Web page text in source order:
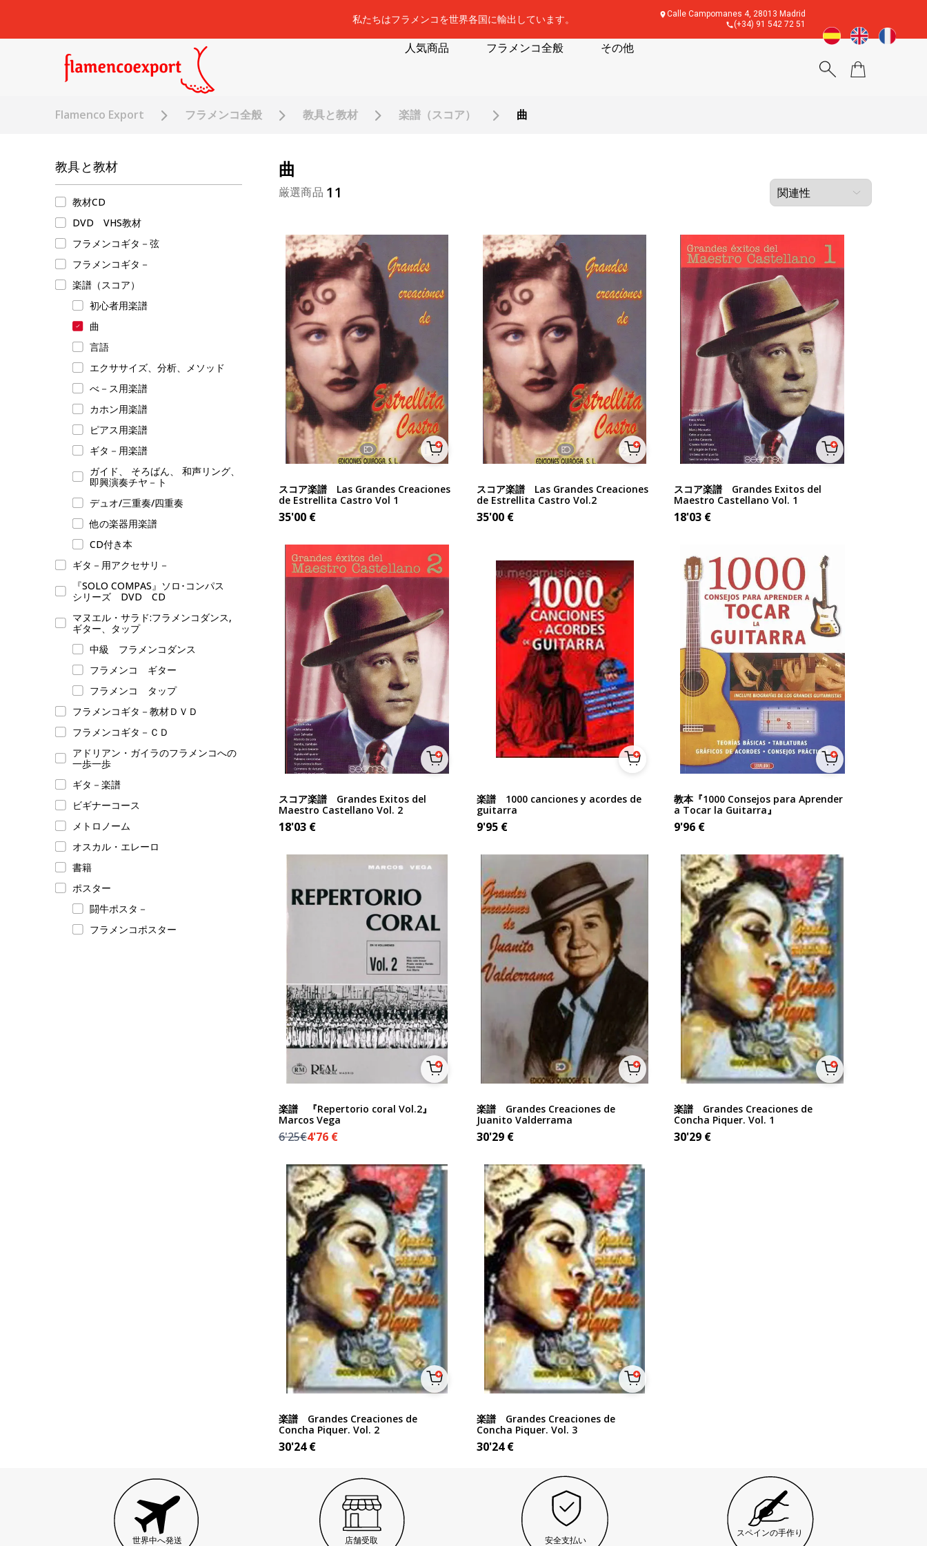
私たちはフラメンコを世界各国に輸出しています。
Calle Campomanes 4, 28013 Madrid
(+34) 91 542 72 51
人気商品 フラメンコ全般 その他
Flamenco Export フラメンコ全般 教具と教材 楽譜（スコア） 曲
教具と教材
教材CD
DVD VHS教材
フラメンコギタ－弦
フラメンコギタ－
楽譜（スコア）
初心者用楽譜
曲
言語
エクササイズ、分析、メソッド
べ－ス用楽譜
カホン用楽譜
ピアス用楽譜
ギタ－用楽譜
ガイド、 そろばん、 和声リング、
即興演奏チヤ－ト
デュオ/三重奏/四重奏
他の楽器用楽譜
CD付き本
ギタ－用アクセサリ－
『SOLO COMPAS』ソロ･コンパス
シリーズ DVD CD
マヌエル・サラド:フラメンコダンス,
ギター、タップ
中級 フラメンコダンス
フラメンコ ギター
フラメンコ タップ
フラメンコギタ－教材ＤＶＤ
フラメンコギタ－ＣＤ
アドリアン・ガイラのフラメンコへの
一歩一歩
ギタ－楽譜
ビギナーコース
メトロノーム
オスカル・エレーロ
書籍
ポスター
闘牛ポスタ－
フラメンコポスター
曲
厳選商品 11
スコア楽譜 Las Grandes Creaciones
de Estrellita Castro Vol 1
35'00€
スコア楽譜 Las Grandes Creaciones
de Estrellita Castro Vol.2
35'00€
スコア楽譜 Grandes Exitos del
Maestro Castellano Vol. 1
18'03 €
スコア楽譜 Grandes Exitos del
Maestro Castellano Vol. 2
18'03€
楽譜 1000 canciones y acordes de
guitarra
9'95€
教本『1000 Consejos para Aprender
a Tocar la Guitarra』
9'96 €
楽譜 『Repertorio coral Vol.2』
Marcos Vega
6'25€4'76€
楽譜 Grandes Creaciones de
Juanito Valderrama
30'29€
楽譜 Grandes Creaciones de
Concha Piquer. Vol. 1
30'29 €
楽譜 Grandes Creaciones de
Concha Piquer. Vol. 2
30'24€
楽譜 Grandes Creaciones de
Concha Piquer. Vol. 3
30'24€
世界中へ発送 店舗受取 安全支払い
スペインの手作り